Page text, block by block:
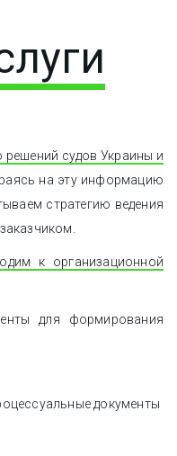
судов Украины и
на эту информацию
стратегию ведения
к организационной
для формирования
документы